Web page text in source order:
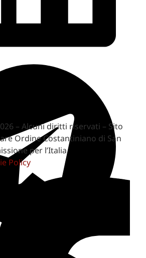
– Alcuni diritti riservati – Sito
Ordine Costantiniano di San
per l’Italia
Policy